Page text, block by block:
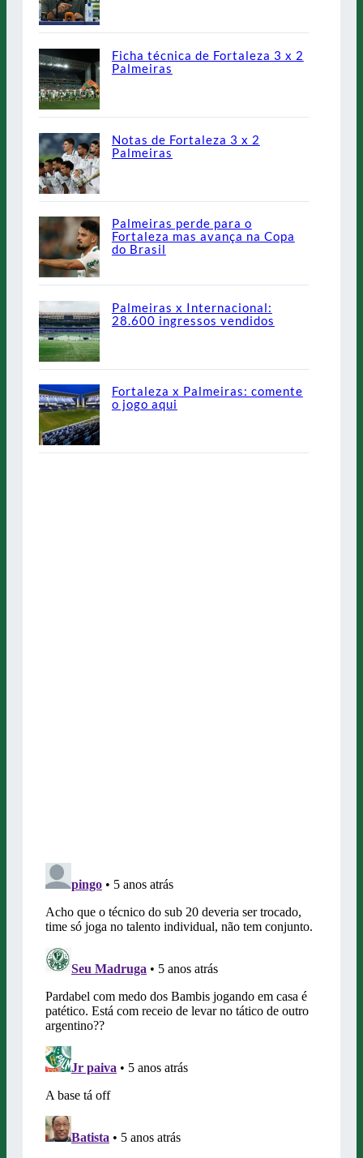
Ficha técnica de Fortaleza 3 x 2
Palmeiras
Notas de Fortaleza 3 x 2
Palmeiras
Palmeiras perde para o
Fortaleza mas avança na Copa
do Brasil
Palmeiras x Internacional:
28.600 ingressos vendidos
Fortaleza x Palmeiras: comente
o jogo aqui